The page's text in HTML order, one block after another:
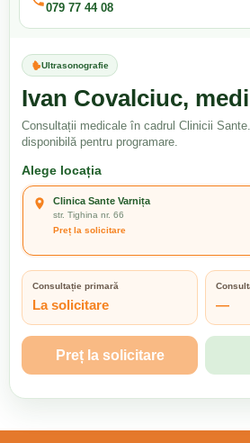
079 77 44 08
Ultrasonografie
Ivan Covalciuc,
Consultații medicale în cadrul Clinicii
disponibilă pentru programare.
Alege locația
Clinica Sante Varnița
str. Tighina nr. 66
Preț la solicitare
Consultație primară
La solicitare —
Preț la solicitare